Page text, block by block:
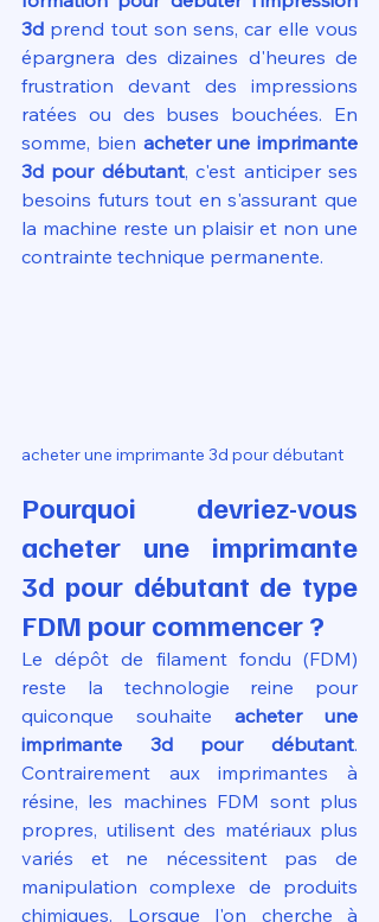
3d prend tout son sens, car elle vous
épargnera des dizaines d'heures de
frustration devant des impressions
ratées ou des buses bouchées. En
somme, bien acheter une imprimante
3d pour débutant, c'est anticiper ses
besoins futurs tout en s'assurant que
la machine reste un plaisir et non une
contrainte technique permanente.
acheter une imprimante 3d pour débutant
Pourquoi devriez-vous
acheter une imprimante
3d pour débutant de type
FDM pour commencer ?
Le dépôt de filament fondu (FDM)
reste la technologie reine pour
quiconque souhaite acheter une
imprimante 3d pour débutant.
Contrairement aux imprimantes à
résine, les machines FDM sont plus
propres, utilisent des matériaux plus
variés et ne nécessitent pas de
manipulation complexe de produits